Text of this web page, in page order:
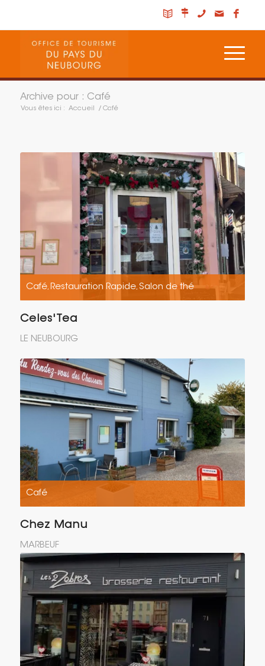
Archive pour : Café
Vous êtes ici : Accueil / Café
Café, Restauration Rapide, Salon de thé
Celes'Tea
LE NEUBOURG
Café
Chez Manu
MARBEUF